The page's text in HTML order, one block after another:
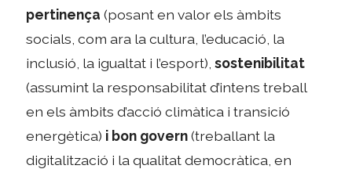
pertinença (posant en valor els àmbits
socials, com ara la cultura, l’educació, la
inclusió, la igualtat i l’esport),sostenibilitat
(assumint la responsabilitat d’intens treball
en els àmbits d’acció climàtica i transició
energètica) i bon govern(treballant la
digitalització i la qualitat democràtica, en